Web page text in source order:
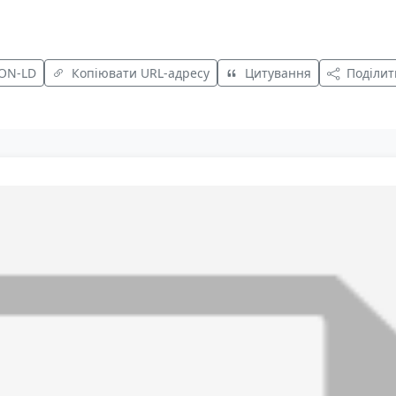
LD Копіювати URL-адресу Цитування